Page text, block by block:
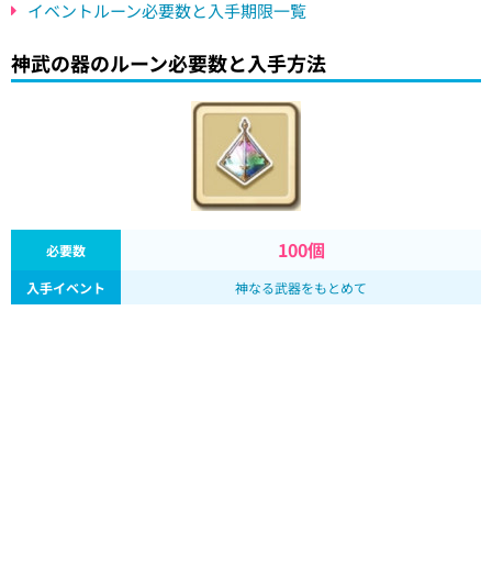
イベントルーン必要数と入手期限一覧
神武の器のルーン必要数と入手方法
必要数 100個
入手イベント 神なる武器をもとめて